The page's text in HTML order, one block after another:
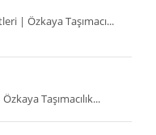
| Özkaya Taşımacı...
Taşımacılık...